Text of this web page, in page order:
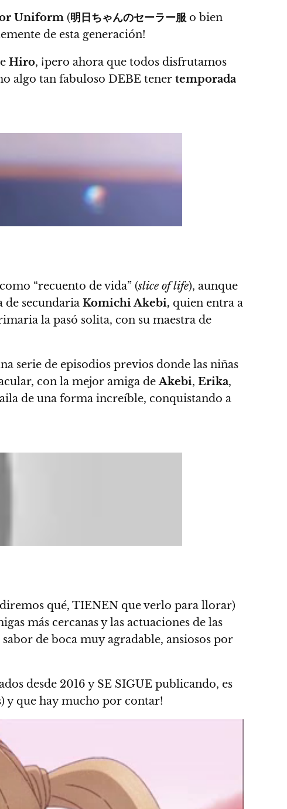
Uniform (明日ちゃんのセーラー服 o bien
de esta generación!
Hiro, ¡pero ahora que todos disfrutamos
algo tan fabuloso DEBE tener temporada
“recuento de vida” (slice of life), aunque
de secundaria Komichi Akebi, quien entra a
la pasó solita, con su maestra de
serie de episodios previos donde las niñas
con la mejor amiga deAkebi, Erika,
de una forma increíble, conquistando a
qué, TIENEN que verlo para llorar)
más cercanas y las actuaciones de las
de boca muy agradable, ansiosos por
desde 2016 y SE SIGUE publicando, es
y que hay mucho por contar!